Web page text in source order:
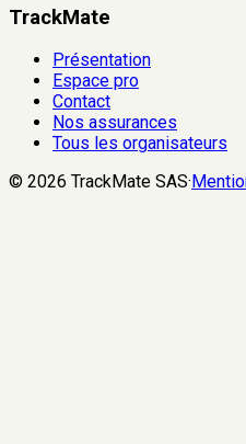
TrackMate
Présentation
Espace pro
Contact
Nos assurances
Tous les organisateurs
© 2026 TrackMate SAS·